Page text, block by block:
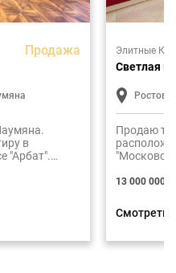
Продажа
в
"Арбат".
студия,
полностью
Комплекс
Элитные
Светлая
Ростов-
Продаю
столовая,
13 000 000 ₽
Смотреть